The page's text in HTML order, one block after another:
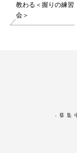
教わる＜握りの練習
会＞
-募集